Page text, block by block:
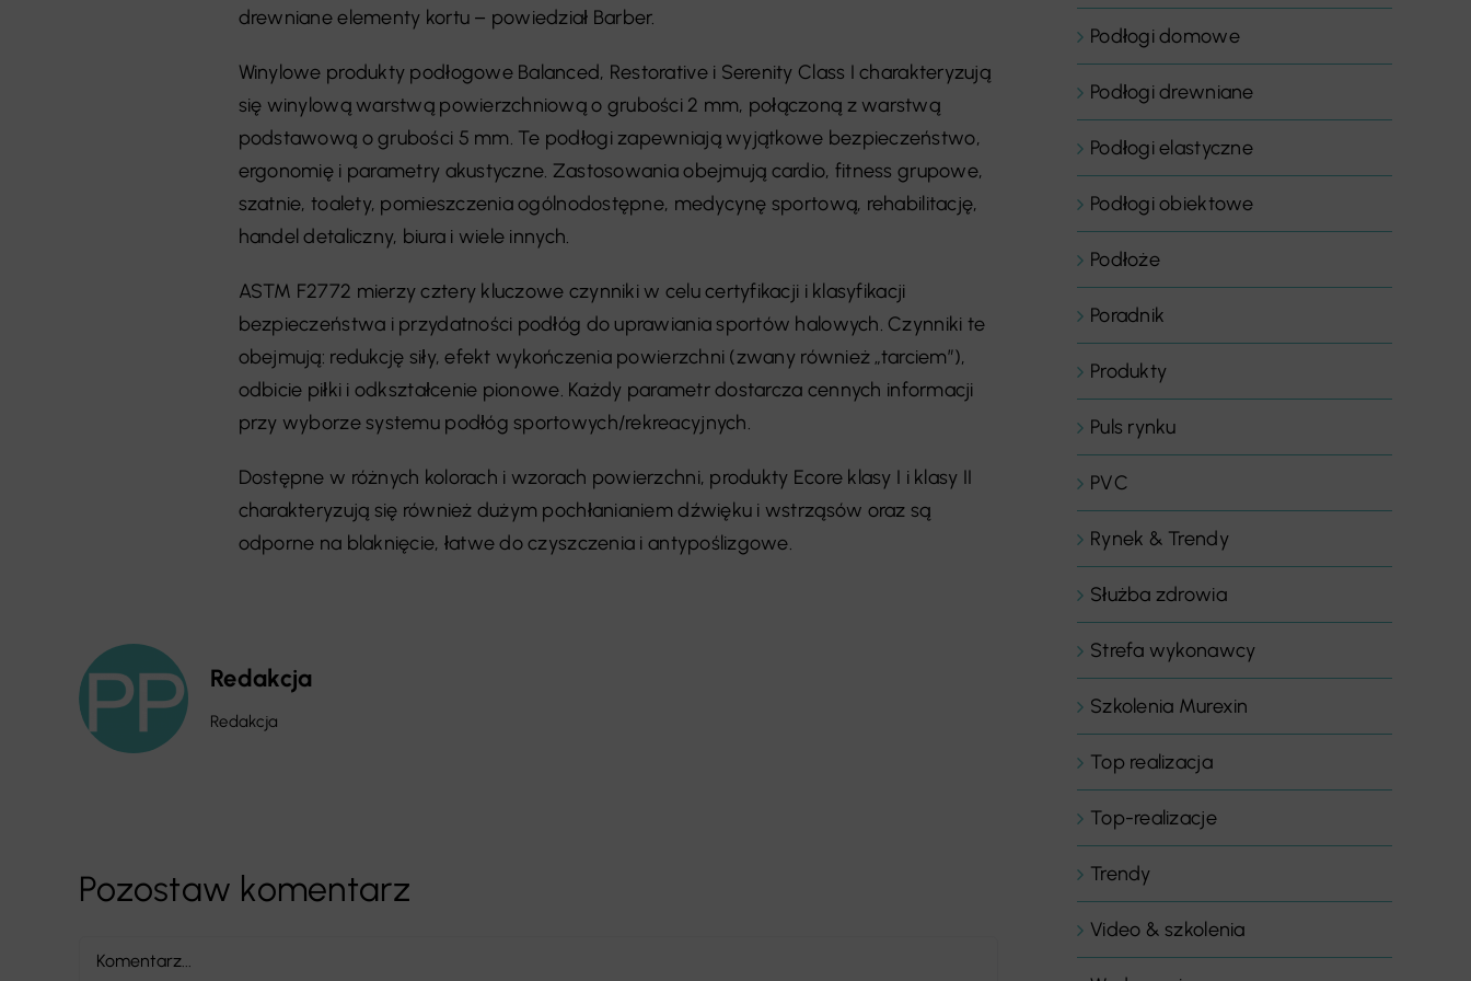
drewniane elementy kortu – powiedział Barber.
Winylowe produkty podłogowe Balanced, Restorative i Serenity Class I charakteryzują
się winylową warstwą powierzchniową o grubości 2 mm, połączoną z warstwą
podstawową o grubości 5 mm. Te podłogi zapewniają wyjątkowe bezpieczeństwo,
ergonomię i parametry akustyczne. Zastosowania obejmują cardio, fitness grupowe,
szatnie, toalety, pomieszczenia ogólnodostępne, medycynę sportową, rehabilitację,
handel detaliczny, biura i wiele innych.
ASTM F2772 mierzy cztery kluczowe czynniki w celu certyfikacji i klasyfikacji
bezpieczeństwa i przydatności podłóg do uprawiania sportów halowych. Czynniki te
obejmują: redukcję siły, efekt wykończenia powierzchni (zwany również „tarciem”),
odbicie piłki i odkształcenie pionowe. Każdy parametr dostarcza cennych informacji
przy wyborze systemu podłóg sportowych/rekreacyjnych.
Dostępne w różnych kolorach i wzorach powierzchni, produkty Ecore klasy I i klasy II
charakteryzują się również dużym pochłanianiem dźwięku i wstrząsów oraz są
odporne na blaknięcie, łatwe do czyszczenia i antypoślizgowe.
Redakcja
Redakcja
Pozostaw komentarz
Comment
Podłogi domowe
Podłogi drewniane
Podłogi elastyczne
Podłogi obiektowe
Podłoże
Poradnik
Produkty
Puls rynku
PVC
Rynek & Trendy
Służba zdrowia
Strefa wykonawcy
Szkolenia Murexin
Top realizacja
Top-realizacje
Trendy
Video & szkolenia